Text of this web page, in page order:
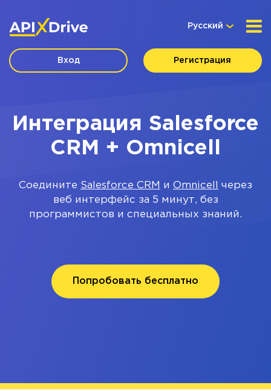
Русский
Вход Регистрация
Интеграция Salesforce
CRM + Omnicell
Соедините Salesforce CRM и Omnicell
через
веб интерфейс за 5 минут, без
программистов и специальных знаний.
Попробовать бесплатно